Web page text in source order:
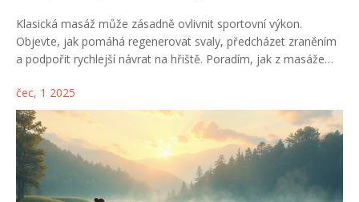
Klasická masáž může zásadně ovlivnit sportovní výkon.
Objevte, jak pomáhá regenerovat svaly, předcházet zraněním
a podpořit rychlejší návrat na hřiště. Poradím, jak z masáže
čec, 1 2025